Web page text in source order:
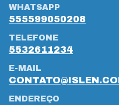
WHATSAPP
555599050208
TELEFONE
5532611234
E-MAIL
ENDEREÇO